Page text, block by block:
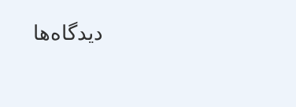
دیدگاه‌ها